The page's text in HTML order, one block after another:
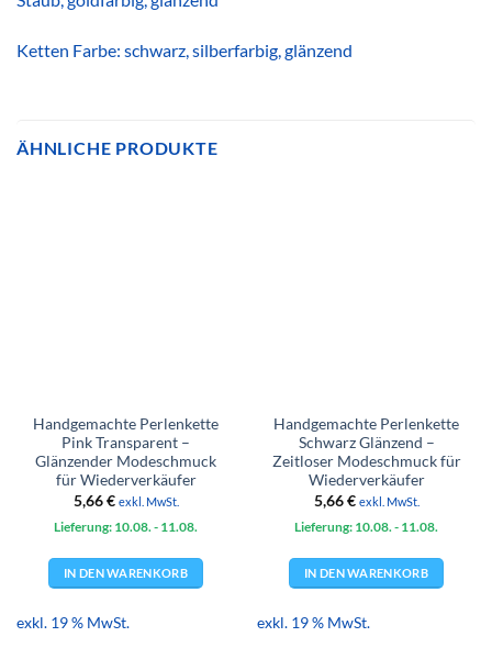
Ketten Farbe: schwarz, silberfarbig, glänzend
ÄHNLICHE PRODUKTE
Handgemachte Perlenkette
Pink Transparent –
Glänzender Modeschmuck
für Wiederverkäufer
5,66€ exkl. MwSt.
Lieferung: 10.08. - 11.08.
IN DEN WARENKORB
exkl. 19 % MwSt.
Handgemachte Perlenkette
Schwarz Glänzend –
Zeitloser Modeschmuck für
Wiederverkäufer
5,66€ exkl. MwSt.
Lieferung: 10.08. - 11.08.
IN DEN WARENKORB
exkl. 19 % MwSt.